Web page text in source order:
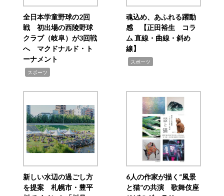
全日本学童野球の2回
戦 初出場の西陵野球
クラブ（岐阜）が3回戦
へ マクドナルド・ト
ーナメント
スポーツ
魂込め、あふれる躍動
感 【正田裕生 コラ
ム 直線・曲線・斜め
線】
スポーツ
新しい水辺の過ごし方
を提案 札幌市・豊平
6人の作家が描く“風景
と猫”の共演 歌舞伎座